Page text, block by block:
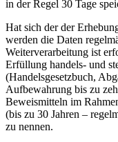
in der Regel 30 Tage
Hat sich der der
werden die Daten
Weiterverarbeitung ist
Erfüllung handels- und
(Handelsgesetzbuch,
Aufbewahrung bis zu
Beweismitteln im
(bis zu 30 Jahren –
zu nennen.